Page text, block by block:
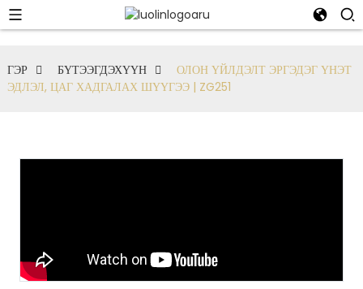
ГЭР БҮТЭЭГДЭХҮҮН
ОЛОН ҮЙЛДЭЛТ ЭРГЭДЭГ ҮНЭТ
ЭДЛЭЛ, ЦАГ ХАДГАЛАХ ШҮҮГЭЭ | ZG251